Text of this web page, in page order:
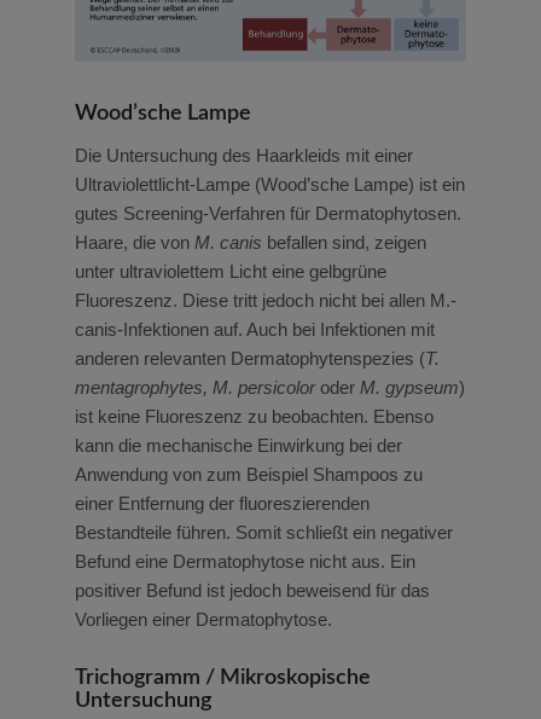
Wood’sche Lampe
Die Untersuchung des Haarkleids mit einer
Ultraviolettlicht-Lampe (Wood’sche Lampe) ist ein
gutes Screening-Verfahren für Dermatophytosen.
Haare, die von M. canis befallen sind, zeigen
unter ultraviolettem Licht eine gelbgrüne
Fluoreszenz. Diese tritt jedoch nicht bei allen M.-
canis-Infektionen auf. Auch bei Infektionen mit
anderen relevanten Dermatophytenspezies (T.
mentagrophytes, M. persicoloroder M. gypseum)
ist keine Fluoreszenz zu beobachten. Ebenso
kann die mechanische Einwirkung bei der
Anwendung von zum Beispiel Shampoos zu
einer Entfernung der fluoreszierenden
Bestandteile führen. Somit schließt ein negativer
Befund eine Dermatophytose nicht aus. Ein
positiver Befund ist jedoch beweisend für das
Vorliegen einer Dermatophytose.
Trichogramm / Mikroskopische
Untersuchung